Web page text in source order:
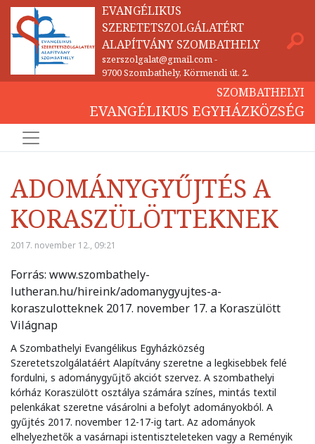
EVANGÉLIKUS
SZERETETSZOLGÁLATÉRT
ALAPÍTVÁNY SZOMBATHELY
szerszolgalat@gmail.com-
9700 Szombathely, Körmendi út. 2.
SZOMBATHELYI
EVANGÉLIKUS EGYHÁZKÖZSÉG
ADOMÁNYGYŰJTÉS A
KORASZÜLÖTTEKNEK
2017. november 12., 09:21
Forrás: www.szombathely-
lutheran.hu/hireink/adomanygyujtes-a-
koraszulotteknek 2017. november 17. a Koraszülött
Világnap
A Szombathelyi Evangélikus Egyházközség
Szeretetszolgálatáért Alapítvány szeretne a legkisebbek felé
fordulni, s adománygyűjtő akciót szervez. A szombathelyi
kórház Koraszülött osztálya számára színes, mintás textil
pelenkákat szeretne vásárolni a befolyt adományokból. A
gyűjtés 2017. november 12-17-ig tart. Az adományok
elhelyezhetők a vasárnapi istentiszteleteken vagy a Reményik